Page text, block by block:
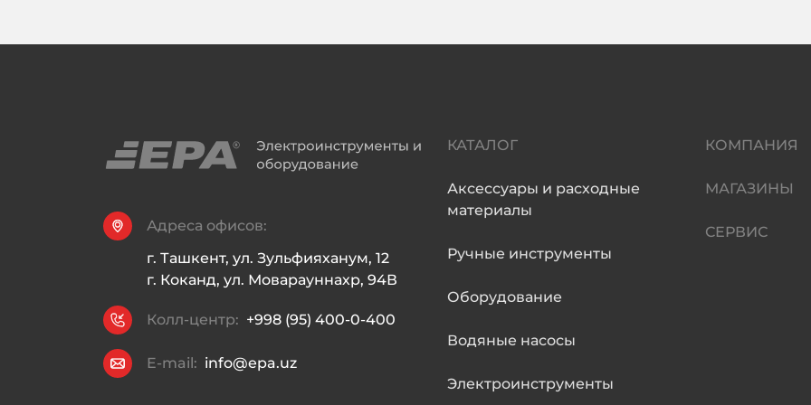
Адреса офисов:
г. Ташкент, ул. Зульфияханум, 12
г. Коканд, ул. Моварауннахр, 94В
Колл-центр: +998 (95) 400-0-400
E-mail: info@epa.uz
КАТАЛОГ
Аксессуары и расходные
материалы
Ручные инструменты
Оборудование
Водяные насосы
Электроинструменты
КОМПАНИЯ
МАГАЗИНЫ
СЕРВИС